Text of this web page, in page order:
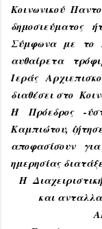
Κοινωνικού
δημοσιεύματος
Σύμφωνα με το
αυθαίρετα
Ιεράς
διαθέσει στο
Η Πρόεδρος -
Καμπιώτου,
αποφασίσουν
ημερησίας
Η
και